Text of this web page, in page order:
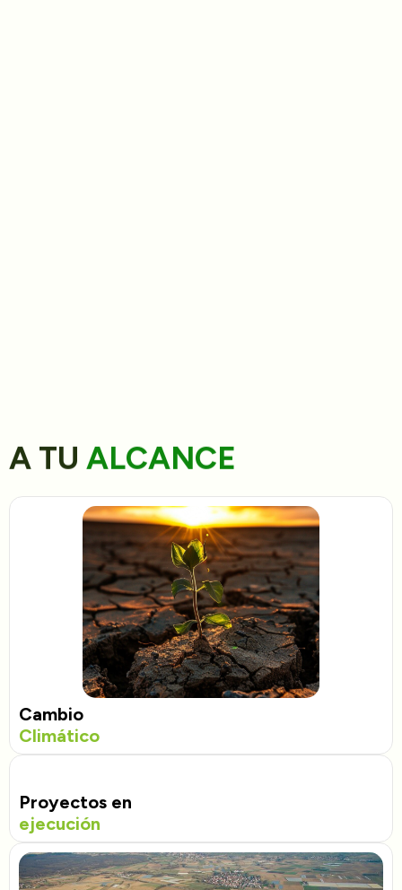
A TU ALCANCE
Cambio
Climático
Proyectos en
ejecución